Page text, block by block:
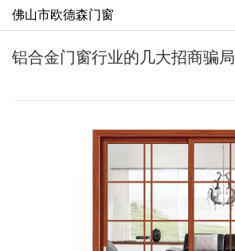
佛山市欧德森门窗
铝合金门窗行业的几大招商骗局